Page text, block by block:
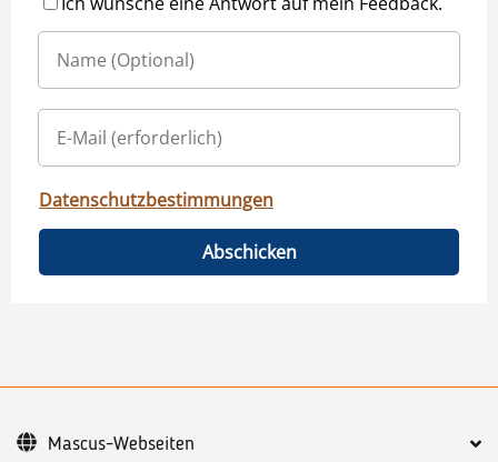
Datenschutzbestimmungen
Abschicken
Mascus-Webseiten